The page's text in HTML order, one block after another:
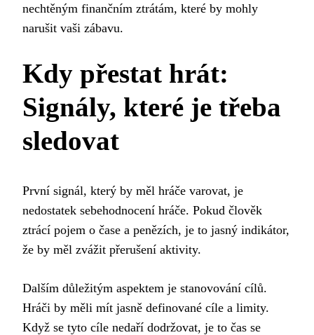
nechtěným finančním ztrátám, které by mohly
narušit vaši zábavu.
Kdy přestat hrát:
Signály, které je třeba
sledovat
První signál, který by měl hráče varovat, je
nedostatek sebehodnocení hráče. Pokud člověk
ztrácí pojem o čase a penězích, je to jasný indikátor,
že by měl zvážit přerušení aktivity.
Dalším důležitým aspektem je stanovování cílů.
Hráči by měli mít jasně definované cíle a limity.
Když se tyto cíle nedaří dodržovat, je to čas se